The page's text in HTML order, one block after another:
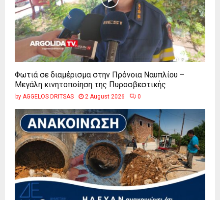
Φωτιά σε διαμέρισμα στην Πρόνοια Ναυπλίου –
Μεγάλη κινητοποίηση της Πυροσβεστικής
by AGGELOS DRITSAS 2 August 2026 0